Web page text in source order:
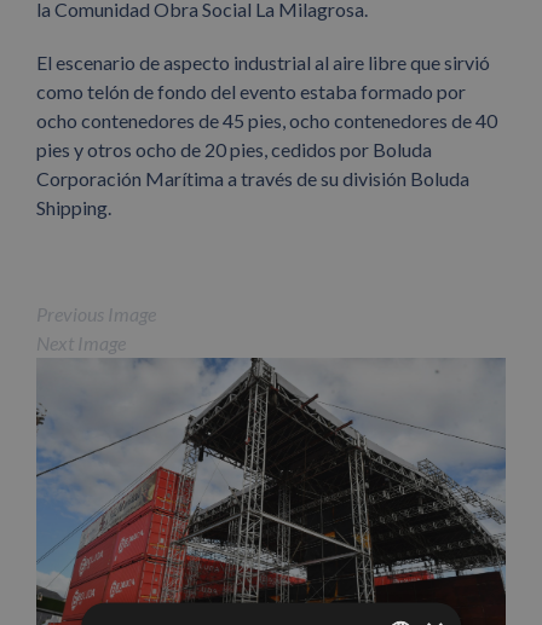
la Comunidad Obra Social La Milagrosa.
El escenario de aspecto industrial al aire libre que sirvió
como telón de fondo del evento estaba formado por
ocho contenedores de 45 pies, ocho contenedores de 40
pies y otros ocho de 20 pies, cedidos por Boluda
Corporación Marítima a través de su división Boluda
Shipping.
Previous Image
Next Image